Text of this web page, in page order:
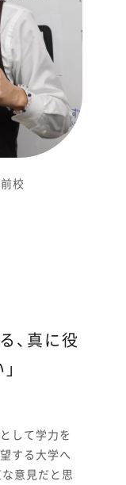
校
、真に役
して学力を
する大学へ
意見だと思